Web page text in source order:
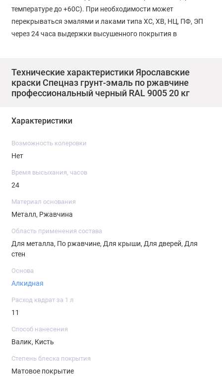
температуре до +60С). При необходимости может
перекрываться эмалями и лаками типа ХС, ХВ, НЦ, ПФ, ЭП
через 24 часа выдержки высушенного покрытия в
Свойства:
3 в 1: преобразователь ржавчины, грунтовка,
декоративная окраска;
допускается нанесение при минусовых температурах
покрытие устойчиво к действию воды, солей, масел,
быстросохнущая.
Подготовка поверхности и нанесение продукта:
Поверхность очистить от непрочно держащегося старого
покрытия, рыхлой ржавчины и окалины, обезжирить
-10 до 40С. При необходимости разбавить растворителем
647 до нужной консистенции. При температуре ниже 15С и
высыхания увеличивается. Перед применением
перемешать.
Технические характеристики Ярославские
краски Спецназ грунт-эмаль по ржавчине
профессиональный черный RAL 9005 20 кг
Характеристики
Возможность колеровки
Нет
Время высыхания, часов
24
Материал основания
Металл, Ржавчина
Область применения состава
Для металла, По ржавчине, Для крыши, Для дверей, Для
стен
Основа
Алкидная
Расход квдрат за 1 л
11
Способ нанесения
Валик, Кисть
Степень блеска покрытия
Матовое покрытие